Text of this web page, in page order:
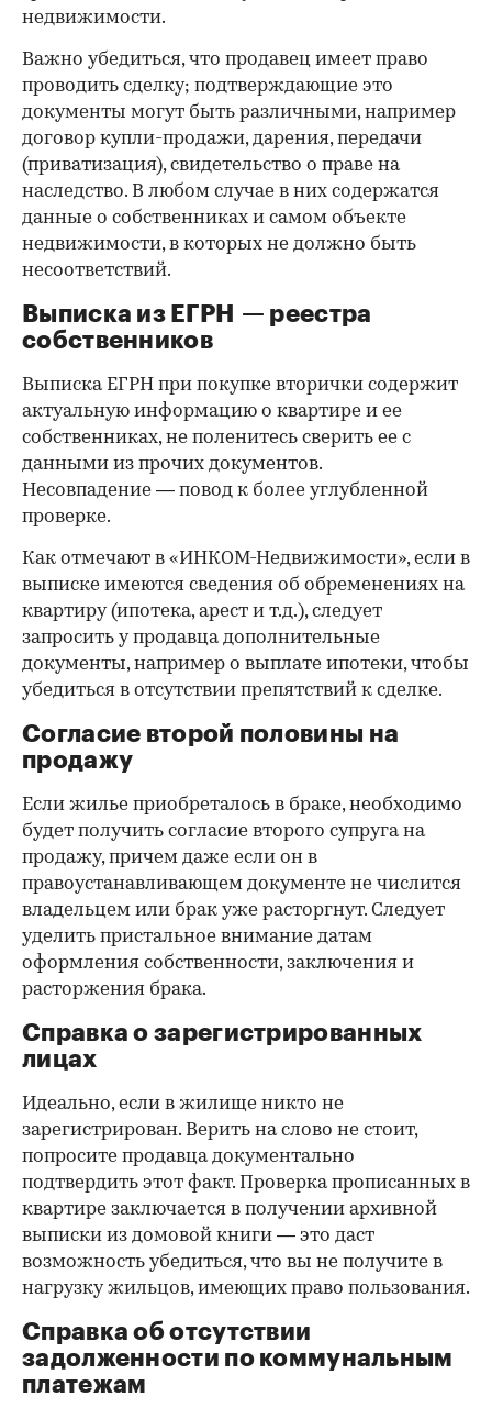
недвижимости.
Важно убедиться, что продавец имеет право
проводить сделку; подтверждающие это
документы могут быть различными, например
договор купли-продажи, дарения, передачи
(приватизация), свидетельство о праве на
наследство. В любом случае в них содержатся
данные о собственниках и самом объекте
недвижимости, в которых не должно быть
несоответствий.
Выписка из ЕГРН — реестра
собственников
Выписка ЕГРН при покупке вторички содержит
актуальную информацию о квартире и ее
собственниках, не поленитесь сверить ее с
данными из прочих документов.
Несовпадение — повод к более углубленной
проверке.
Как отмечают в «ИНКОМ-Недвижимости», если в
выписке имеются сведения об обременениях на
квартиру (ипотека, арест и т.д.), следует
запросить у продавца дополнительные
документы, например о выплате ипотеки, чтобы
убедиться в отсутствии препятствий к сделке.
Согласие второй половины на
продажу
Если жилье приобреталось в браке, необходимо
будет получить согласие второго супруга на
продажу, причем даже если он в
правоустанавливающем документе не числится
владельцем или брак уже расторгнут. Следует
уделить пристальное внимание датам
оформления собственности, заключения и
расторжения брака.
Справка о зарегистрированных
лицах
Идеально, если в жилище никто не
зарегистрирован. Верить на слово не стоит,
попросите продавца документально
подтвердить этот факт. Проверка прописанных в
квартире заключается в получении архивной
выписки из домовой книги — это даст
возможность убедиться, что вы не получите в
нагрузку жильцов, имеющих право пользования.
Справка об отсутствии
задолженности по коммунальным
платежам